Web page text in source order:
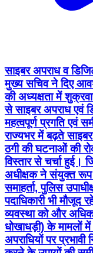
साइबर अपराध व
मुख्य सचिव ने दिए
की अध्यक्षता में
से साइबर अपराध एवं
महत्वपूर्ण प्रगति एवं
राज्यभर में बढ़ते
ठगी की घटनाओं की
विस्तार से चर्चा हुई।
अधीक्षक ने संयुक्त
समाहर्ता, पुलिस
पदाधिकारी भी मौजूद
व्यवस्था को और
धोखाधड़ी) के मामलों में
अपराधियों पर